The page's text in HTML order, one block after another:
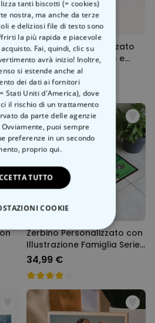
Telo Mare Personalizzato
con Sfondo colorato e
Testo
34,99 €
Zerbino Personalizzato con
Illustrazione Famiglia Serie
Animata
34,99 €
tanti biscotti (= cookies)
nostra, ma anche da terze
e deliziosi file di testo sono
la più rapida e piacevole
Fai, quindi, clic su
avrà inizio! Inoltre,
si estende anche al
dei dati ai fornitori
Stati Uniti d'America), dove
il rischio di un trattamento
da parte delle agenzie
puoi sempre
preferenze in un secondo
proprio qui.
TUTTO
COOKIE
NECESSARIO